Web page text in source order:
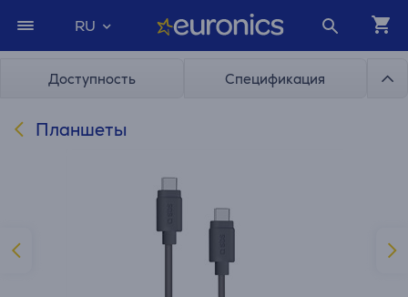
RU
Доступность Спецификация
Планшеты